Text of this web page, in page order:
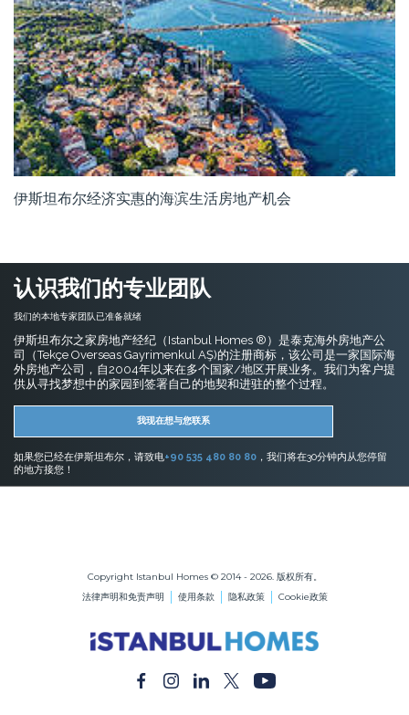
伊斯坦布尔经济实惠的海滨生活房地产机会
认识我们的专业团队
我们的本地专家团队已准备就绪
伊斯坦布尔之家房地产经纪（Istanbul Homes ®）是泰克海外房地产公
司（Tekçe Overseas Gayrimenkul AŞ)的注册商标，该公司是一家国际海
外房地产公司，自2004年以来在多个国家/地区开展业务。我们为客户提
供从寻找梦想中的家园到签署自己的地契和进驻的整个过程。
我现在想与您联系
如果您已经在伊斯坦布尔，请致电+90 535 480 80 80 ，我们将在30分钟内从您停留
的地方接您！
Copyright Istanbul Homes © 2014 - 2026. 版权所有。
法律声明和免责声明
使用条款 隐私政策 Cookie政策